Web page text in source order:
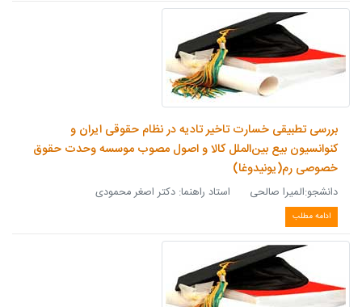
بررسی تطبیقی خسارت تاخیر تادیه در نظام حقوقی ایران و
کنوانسیون بیع بین‌الملل کالا و اصول مصوب موسسه وحدت حقوق
خصوصی رم(یونیدوغا)
دانشجو:المیرا صالحی استاد راهنما: دکتر اصغر محمودی
ادامه مطلب